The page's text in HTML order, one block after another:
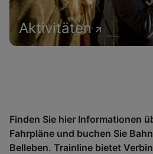
Aktivitäten
Finden Sie hier Informationen
Fahrpläne und buchen Sie
Belleben. Trainline bietet